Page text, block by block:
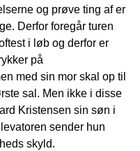
og prøve ting af er
Derfor foregår turen
i løb og derfor er
på
med sin mor skal op til
sal. Men ikke i disse
Kristensen sin søn i
sender hun
skyld.